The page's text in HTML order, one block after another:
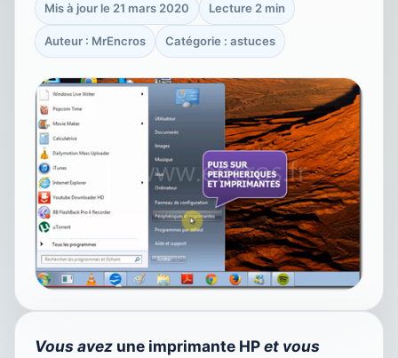
Mis à jour le 21 mars 2020 Lecture 2 min
Auteur : MrEncros Catégorie : astuces
Vous avez une imprimante HPet vous